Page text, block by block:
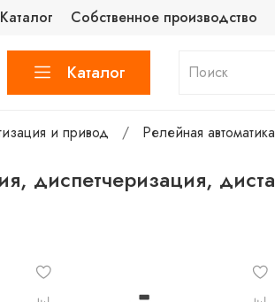
Каталог Собственное производство
Каталог
и привод Релейная автоматика
диспетчеризация,